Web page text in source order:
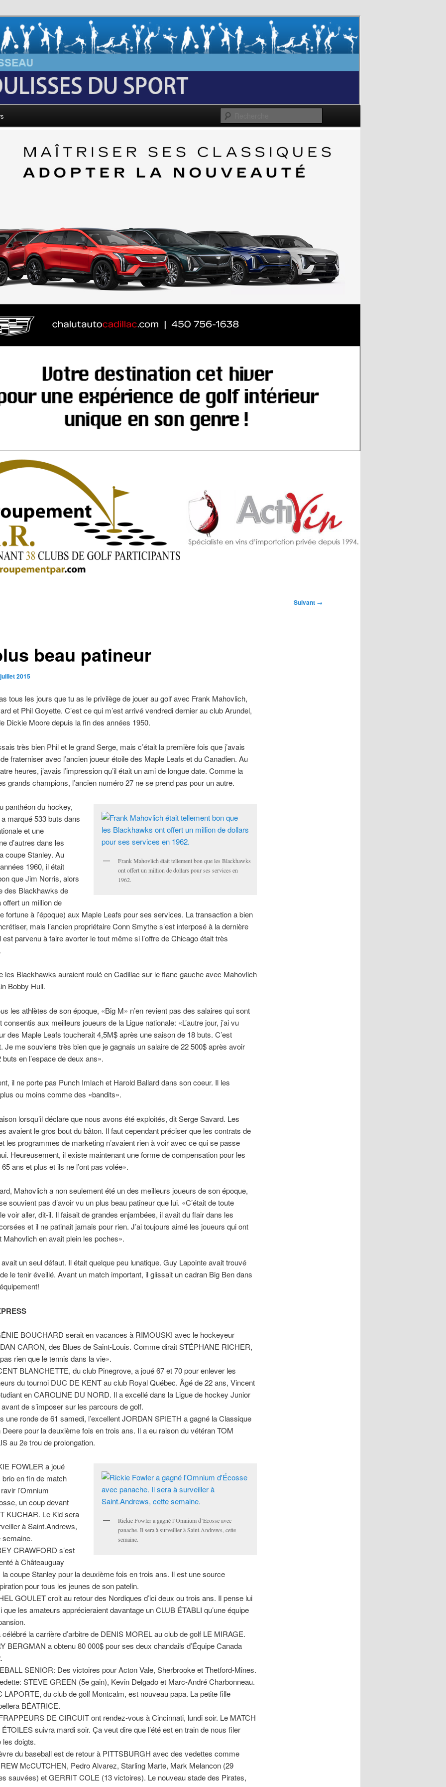
Les Coulisses du Sport
Suivant →
beau patineur
2015
tous les jours que tu as le privilège de jouer au golf avec Frank Mahovlich,
et Phil Goyette. C’est ce qui m’est arrivé vendredi dernier au club Arundel,
Dickie Moore depuis la fin des années 1950.
très bien Phil et le grand Serge, mais c’était la première fois que j’avais
fraterniser avec l’ancien joueur étoile des Maple Leafs et du Canadien. Au
heures, j’avais l’impression qu’il était un ami de longue date. Comme la
grands champions, l’ancien numéro 27 ne se prend pas pour un autre.
Frank Mahovlich était tellement bon que les Blackhawks
ont offert un million de dollars pour ses services en
1962.
panthéon du hockey,
marqué 533 buts dans
et une
d’autres dans les
coupe Stanley. Au
1960, il était
que Jim Norris, alors
des Blackhawks de
offert un million de
fortune à l’époque) aux Maple Leafs pour ses services. La transaction a bien
mais l’ancien propriétaire Conn Smythe s’est interposé à la dernière
est parvenu à faire avorter le tout même si l’offre de Chicago était très
les Blackhawks auraient roulé en Cadillac sur le flanc gauche avec Mahovlich
Bobby Hull.
les athlètes de son époque, «Big M» n’en revient pas des salaires qui sont
consentis aux meilleurs joueurs de la Ligue nationale: «L’autre jour, j’ai vu
des Maple Leafs toucherait 4,5M$ après une saison de 18 buts. C’est
Je me souviens très bien que je gagnais un salaire de 22 500$ après avoir
buts en l’espace de deux ans».
il ne porte pas Punch Imlach et Harold Ballard dans son coeur. Il les
ou moins comme des «bandits».
lorsqu’il déclare que nous avons été exploités, dit Serge Savard. Les
avaient le gros bout du bâton. Il faut cependant préciser que les contrats de
les programmes de marketing n’avaient rien à voir avec ce qui se passe
Heureusement, il existe maintenant une forme de compensation pour les
ans et plus et ils ne l’ont pas volée».
Mahovlich a non seulement été un des meilleurs joueurs de son époque,
souvient pas d’avoir vu un plus beau patineur que lui. «C’était de toute
voir aller, dit-il. Il faisait de grandes enjambées, il avait du flair dans les
et il ne patinait jamais pour rien. J’ai toujours aimé les joueurs qui ont
Mahovlich en avait plein les poches».
un seul défaut. Il était quelque peu lunatique. Guy Lapointe avait trouvé
le tenir éveillé. Avant un match important, il glissait un cadran Big Ben dans
BOUCHARD serait en vacances à RIMOUSKI avec le hockeyeur
CARON, des Blues de Saint-Louis. Comme dirait STÉPHANE RICHER,
pas rien que le tennis dans la vie».
BLANCHETTE, du club Pinegrove, a joué 67 et 70 pour enlever les
du tournoi DUC DE KENT au club Royal Québec. Âgé de 22 ans, Vincent
en CAROLINE DU NORD. Il a excellé dans la Ligue de hockey Junior
de s’imposer sur les parcours de golf.
une ronde de 61 samedi, l’excellent JORDAN SPIETH a gagné la Classique
Deere pour la deuxième fois en trois ans. Il a eu raison du vétéran TOM
au 2e trou de prolongation.
Rickie Fowler a gagné l’Omnium d’Écosse avec
panache. Il sera à surveiller à Saint.Andrews, cette
semaine.
FOWLER a joué
brio en fin de match
l’Omnium
un coup devant
KUCHAR. Le Kid sera
à Saint.Andrews,
semaine.
CRAWFORD s’est
à Châteauguay
la coupe Stanley pour la deuxième fois en trois ans. Il est une source
pour tous les jeunes de son patelin.
GOULET croit au retour des Nordiques d’ici deux ou trois ans. Il pense lui
que les amateurs apprécieraient davantage un CLUB ÉTABLI qu’une équipe
célébré la carrière d’arbitre de DENIS MOREL au club de golf LE MIRAGE.
BERGMAN a obtenu 80 000$ pour ses deux chandails d’Équipe Canada
SENIOR: Des victoires pour Acton Vale, Sherbrooke et Thetford-Mines.
STEVE GREEN (5e gain), Kevin Delgado et Marc-André Charbonneau.
LAPORTE, du club de golf Montcalm, est nouveau papa. La petite fille
BÉATRICE.
DE CIRCUIT ont rendez-vous à Cincinnati, lundi soir. Le MATCH
suivra mardi soir. Ça veut dire que l’été est en train de nous filer
les doigts.
du baseball est de retour à PITTSBURGH avec des vedettes comme
McCUTCHEN, Pedro Alvarez, Starling Marte, Mark Melancon (29
sauvées) et GERRIT COLE (13 victoires). Le nouveau stade des Pirates,